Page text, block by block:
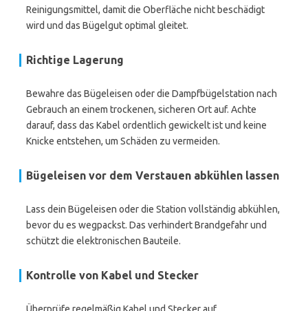
Reinigungsmittel, damit die Oberfläche nicht beschädigt
wird und das Bügelgut optimal gleitet.
Richtige Lagerung
Bewahre das Bügeleisen oder die Dampfbügelstation nach
Gebrauch an einem trockenen, sicheren Ort auf. Achte
darauf, dass das Kabel ordentlich gewickelt ist und keine
Knicke entstehen, um Schäden zu vermeiden.
Bügeleisen vor dem Verstauen abkühlen lassen
Lass dein Bügeleisen oder die Station vollständig abkühlen,
bevor du es wegpackst. Das verhindert Brandgefahr und
schützt die elektronischen Bauteile.
Kontrolle von Kabel und Stecker